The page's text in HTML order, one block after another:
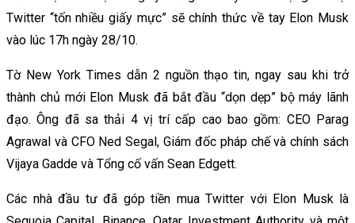
Twitter “tốn nhiều giấy mực” sẽ chính thức về tay Elon Musk
vào lúc 17h ngày 28/10.
Tờ New York Times dẫn 2 nguồn thạo tin, ngay sau khi trở
thành chủ mới Elon Musk đã bắt đầu “dọn dẹp” bộ máy lãnh
đạo. Ông đã sa thải 4 vị trí cấp cao bao gồm: CEO Parag
Agrawal và CFO Ned Segal, Giám đốc pháp chế và chính sách
Vijaya Gadde và Tổng cố vấn Sean Edgett.
Các nhà đầu tư đã góp tiền mua Twitter với Elon Musk là